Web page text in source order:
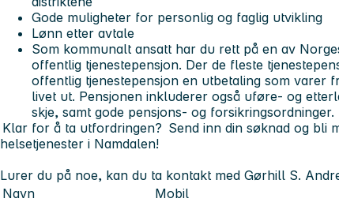
Gode muligheter for personlig og faglig utvikling
Lønn etter avtale
Som kommunalt ansatt har du rett på en av
offentlig tjenestepensjon. Der de fleste
offentlig tjenestepensjon en utbetaling som varer
livet ut. Pensjonen inkluderer også uføre- og
skje, samt gode pensjons- og forsikringsordninger.
Klar for å ta utfordringen? Send inn din søknad og bli
helsetjenester i Namdalen!
Lurer du på noe, kan du ta kontakt med Gørhill S.
Navn
Mobil